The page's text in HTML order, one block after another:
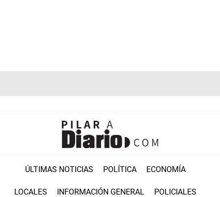
ÚLTIMAS NOTICIAS POLÍTICA ECONOMÍA
LOCALES INFORMACIÓN GENERAL POLICIALES